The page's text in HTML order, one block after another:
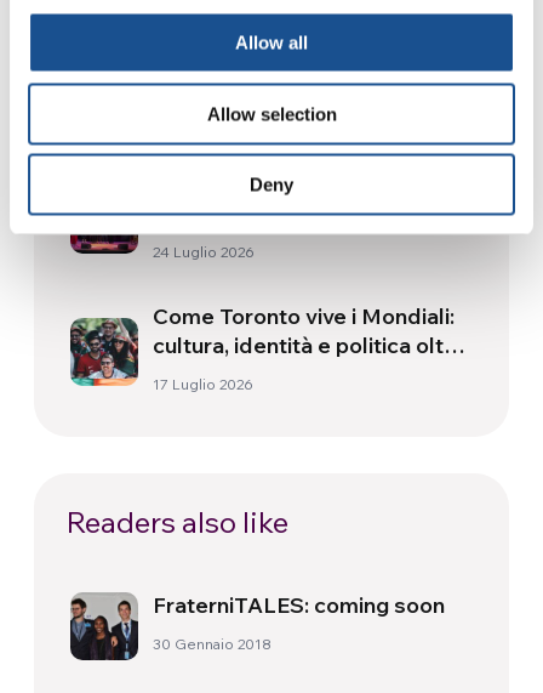
Allow all
Allow selection
Deny
Dal Sud America tre storie di
Ecologia, sport e salute
30 Luglio 2026
Festival Re-Imagine Peace, da
Firenze un inno alla pace
24 Luglio 2026
Come Toronto vive i Mondiali:
cultura, identità e politica oltre
il campo
17 Luglio 2026
Readers also like
FraterniTALES: coming soon
30 Gennaio 2018